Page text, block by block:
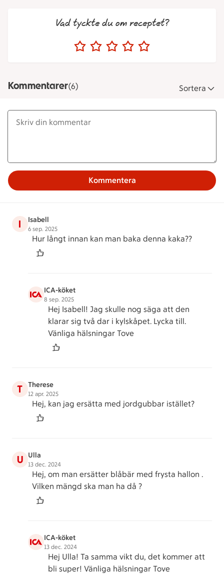
Vad tyckte du om receptet?
Kommentarer(6) Sortera
Kommentera
I Isabell
6 sep. 2025
Hur långt innan kan man baka denna kaka??
ICA-köket
8 sep. 2025
Hej Isabell! Jag skulle nog säga att den
klarar sig två dar i kylskåpet. Lycka till.
Vänliga hälsningar Tove
T Therese
12 apr. 2025
Hej, kan jag ersätta med jordgubbar istället?
U Ulla
13 dec. 2024
Hej, om man ersätter blåbär med frysta hallon .
Vilken mängd ska man ha då ?
ICA-köket
13 dec. 2024
Hej Ulla! Ta samma vikt du, det kommer att
bli super! Vänliga hälsningar Tove